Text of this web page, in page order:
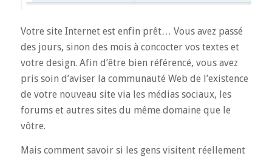
Votre site Internet est enfin prêt… Vous avez passé
des jours, sinon des mois à concocter vos textes et
votre design. Afin d’être bien référencé, vous avez
pris soin d’aviser la communauté Web de l’existence
de votre nouveau site via les médias sociaux, les
forums et autres sites du même domaine que le
vôtre.
Mais comment savoir si les gens visitent réellement